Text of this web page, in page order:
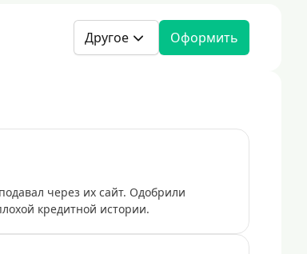
Другое Оформить
через их сайт. Одобрили
кредитной истории.